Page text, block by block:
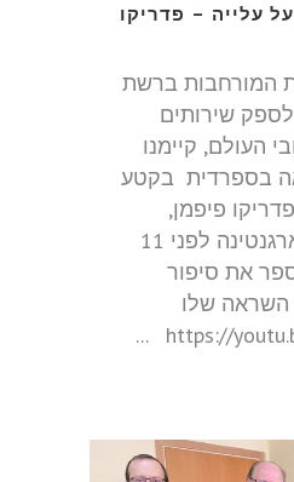
עלייה – פדריקו
המורחבות ברשת
שירותים
העולם, קיימנו
בספרדית בקטע
פיפמן,
שעשה עלייה מארגנטינה לפני 11
את סיפור
השראה שלו
https://